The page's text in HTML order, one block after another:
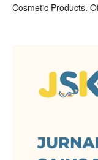
Cosmetic Products.